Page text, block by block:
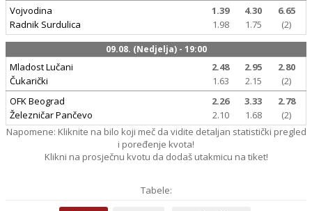
Vojvodina
Radnik Surdulica
1.39 4.30
6.65
1.98
1.75 (2)
09.08. (Nedjelja) - 19:00
Mladost Lučani
Čukarički
2.48 2.95
2.80
1.63
2.15
(2)
OFK Beograd
Železničar Pančevo
2.26 3.33
2.78
2.10
1.68
(2)
Napomene: Kliknite na bilo koji meč da vidite detaljan statistički pregled
i poređenje kvota!
Klikni na prosječnu kvotu da dodaš utakmicu na tiket!
Tabele: